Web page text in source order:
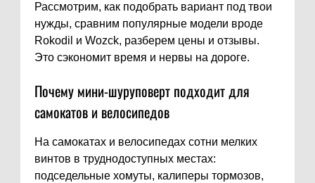
Рассмотрим, как подобрать вариант под твои
нужды, сравним популярные модели вроде
Rokodil и Wozck, разберем цены и отзывы.
Это сэкономит время и нервы на дороге.
Почему мини-шуруповерт подходит для
самокатов и велосипедов
На самокатах и велосипедах сотни мелких
винтов в труднодоступных местах:
подседельные хомуты, калиперы тормозов,